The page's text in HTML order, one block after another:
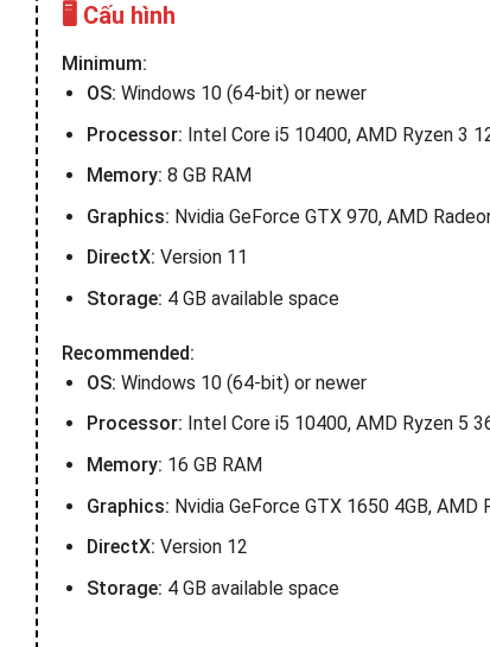
🖥️ Cấu hình
Minimum:
OS: Windows 10 (64-bit) or newer
Processor: Intel Core i5 10400, AMD Ryzen 3
Memory: 8 GB RAM
Graphics: Nvidia GeForce GTX 970, AMD
DirectX: Version 11
Storage: 4 GB available space
Recommended:
OS: Windows 10 (64-bit) or newer
Processor: Intel Core i5 10400, AMD Ryzen 5
Memory: 16 GB RAM
Graphics: Nvidia GeForce GTX 1650 4GB, AMD
DirectX: Version 12
Storage: 4 GB available space